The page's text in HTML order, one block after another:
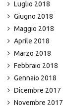
Luglio 2018
Giugno 2018
Maggio 2018
Aprile 2018
Marzo 2018
Febbraio 2018
Gennaio 2018
Dicembre 2017
Novembre 2017